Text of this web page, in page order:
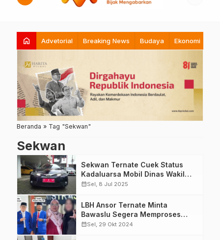
home Advetorial Breaking News Budaya Ekonomi
Beranda » Tag "Sekwan"
Sekwan
Sekwan Ternate Cuek Status
Kadaluarsa Mobil Dinas Wakil
DPRD
calendar_monthSel, 8 Jul 2025
LBH Ansor Ternate Minta
Bawaslu Segera Memproses
Dugaan Netralitas ASN
calendar_monthSel, 29 Okt 2024